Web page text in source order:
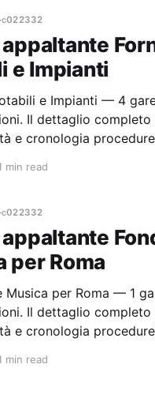
appaltante
e Impianti
e Impianti — 4
Il dettaglio completo
e cronologia
min read
per Roma
Musica per Roma — 1
Il dettaglio completo
e cronologia
min read